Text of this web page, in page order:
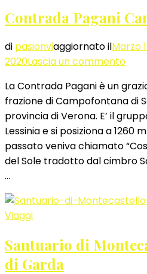
Contrada Pagani
di pasionviaggiornato ilMarzo
2020Lascia un commentosu
La Contrada Pagani è un
frazione di Campofontana di
provincia di Verona. E’ il
Lessinia e si posiziona a 1260
passato veniva chiamato
del Sole tradotto dal cimbro
…
Viaggi
Santuario di
di Garda